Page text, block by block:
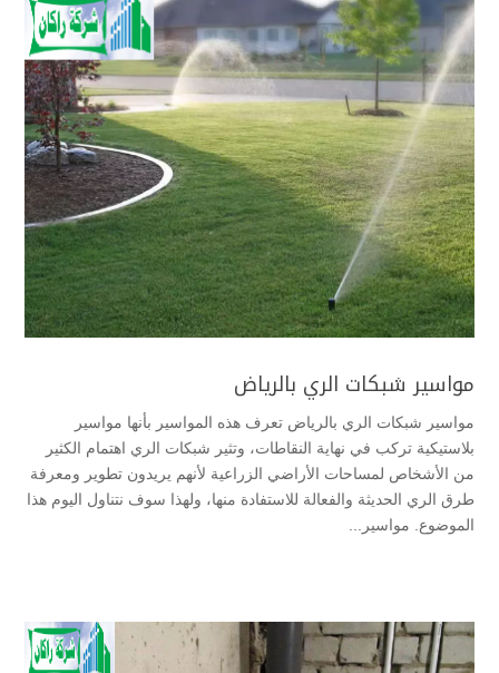
مواسير شبكات الري بالرياض
مواسير شبكات الري بالرياض تعرف هذه المواسير بأنها مواسير
بلاستيكية تركب في نهاية النقاطات، وتثير شبكات الري اهتمام الكثير
من الأشخاص لمساحات الأراضي الزراعية لأنهم يريدون تطوير ومعرفة
طرق الري الحديثة والفعالة للاستفادة منها، ولهذا سوف نتناول اليوم هذا
الموضوع. مواسير...